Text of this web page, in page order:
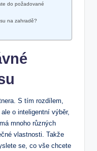
do požadované
na zahradě?
S tím rozdílem,
o inteligentní výběr,
mnoho různých
vlastnosti. Takže
se, co vše chcete